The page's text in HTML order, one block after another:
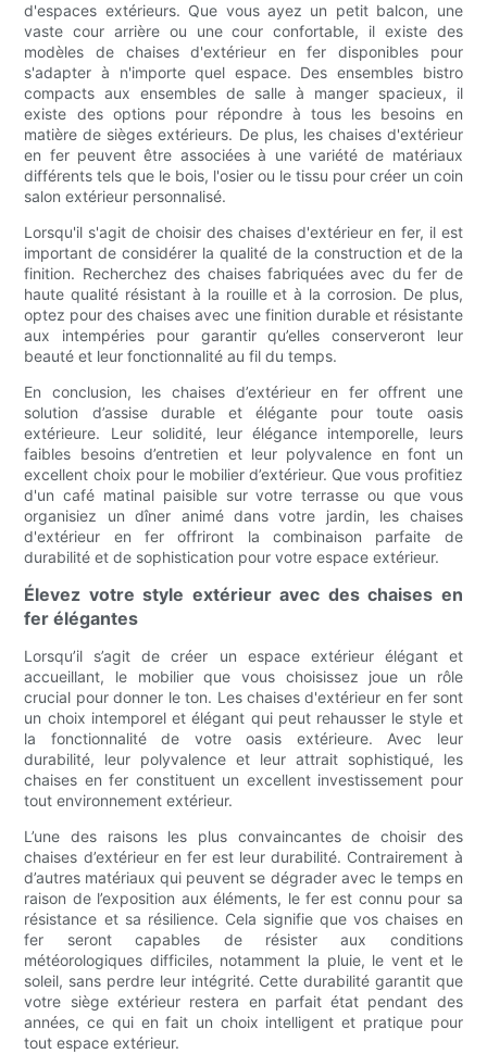
d'espaces extérieurs. Que vous ayez un petit balcon, une
vaste cour arrière ou une cour confortable, il existe des
modèles de chaises d'extérieur en fer disponibles pour
s'adapter à n'importe quel espace. Des ensembles bistro
compacts aux ensembles de salle à manger spacieux, il
existe des options pour répondre à tous les besoins en
matière de sièges extérieurs. De plus, les chaises d'extérieur
en fer peuvent être associées à une variété de matériaux
différents tels que le bois, l'osier ou le tissu pour créer un coin
salon extérieur personnalisé.
Lorsqu'il s'agit de choisir des chaises d'extérieur en fer, il est
important de considérer la qualité de la construction et de la
finition. Recherchez des chaises fabriquées avec du fer de
haute qualité résistant à la rouille et à la corrosion. De plus,
optez pour des chaises avec une finition durable et résistante
aux intempéries pour garantir qu’elles conserveront leur
beauté et leur fonctionnalité au fil du temps.
En conclusion, les chaises d’extérieur en fer offrent une
solution d’assise durable et élégante pour toute oasis
extérieure. Leur solidité, leur élégance intemporelle, leurs
faibles besoins d’entretien et leur polyvalence en font un
excellent choix pour le mobilier d’extérieur. Que vous profitiez
d'un café matinal paisible sur votre terrasse ou que vous
organisiez un dîner animé dans votre jardin, les chaises
d'extérieur en fer offriront la combinaison parfaite de
durabilité et de sophistication pour votre espace extérieur.
Élevez votre style extérieur avec des chaises en
fer élégantes
Lorsqu’il s’agit de créer un espace extérieur élégant et
accueillant, le mobilier que vous choisissez joue un rôle
crucial pour donner le ton. Les chaises d'extérieur en fer sont
un choix intemporel et élégant qui peut rehausser le style et
la fonctionnalité de votre oasis extérieure. Avec leur
durabilité, leur polyvalence et leur attrait sophistiqué, les
chaises en fer constituent un excellent investissement pour
tout environnement extérieur.
L’une des raisons les plus convaincantes de choisir des
chaises d’extérieur en fer est leur durabilité. Contrairement à
d’autres matériaux qui peuvent se dégrader avec le temps en
raison de l’exposition aux éléments, le fer est connu pour sa
résistance et sa résilience. Cela signifie que vos chaises en
fer seront capables de résister aux conditions
météorologiques difficiles, notamment la pluie, le vent et le
soleil, sans perdre leur intégrité. Cette durabilité garantit que
votre siège extérieur restera en parfait état pendant des
années, ce qui en fait un choix intelligent et pratique pour
tout espace extérieur.